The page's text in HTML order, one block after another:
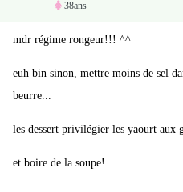
38ans
mdr régime rongeur!!! ^^
euh bin sinon, mettre moins de sel
beurre...
les dessert privilégier les yaourt aux
et boire de la soupe!